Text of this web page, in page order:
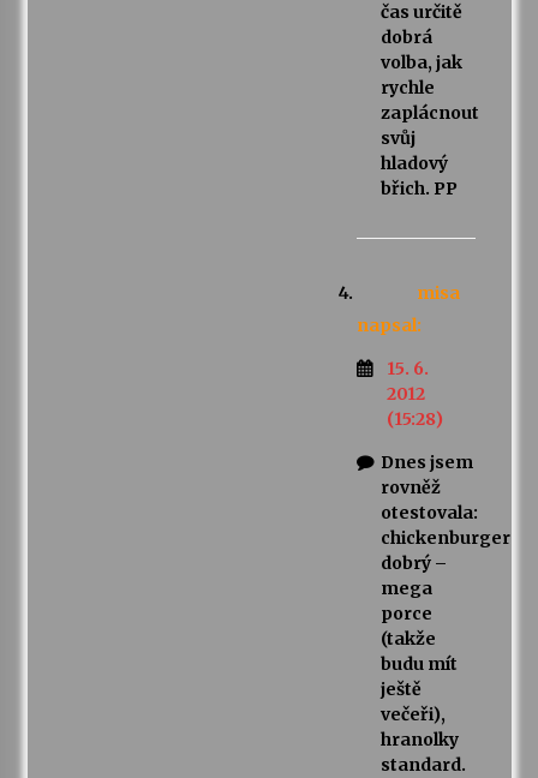
čas určitě
dobrá
volba, jak
rychle
zaplácnout
svůj
hladový
břich. PP
misa
napsal:
15. 6.
2012
(15:28)
Dnes jsem
rovněž
otestovala:
chickenburger
dobrý –
mega
porce
(takže
budu mít
ještě
večeři),
hranolky
standard.